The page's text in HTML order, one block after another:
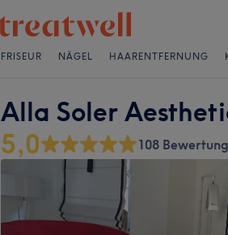
FRISEUR NÄGEL HAARENTFERNUNG
Alla Soler
5,0 108